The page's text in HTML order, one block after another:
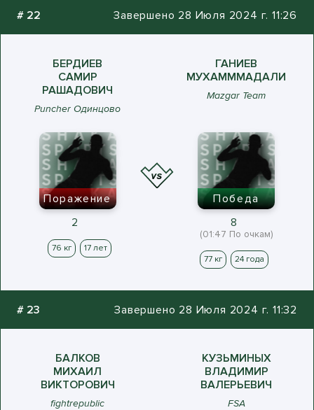
# 22 Завершено 28 Июля 2024 г. 11:26
БЕРДИЕВ
САМИР
РАШАДОВИЧ
Puncher Одинцово
ГАНИЕВ
МУХАМММАДАЛИ
Mazgar Team
Поражение
2
76 кг 17 лет
Победа
8
(01:47 По очкам)
77 кг 24 года
# 23 Завершено 28 Июля 2024 г. 11:32
БАЛКОВ
МИХАИЛ
ВИКТОРОВИЧ
fightrepublic
КУЗЬМИНЫХ
ВЛАДИМИР
ВАЛЕРЬЕВИЧ
FSA